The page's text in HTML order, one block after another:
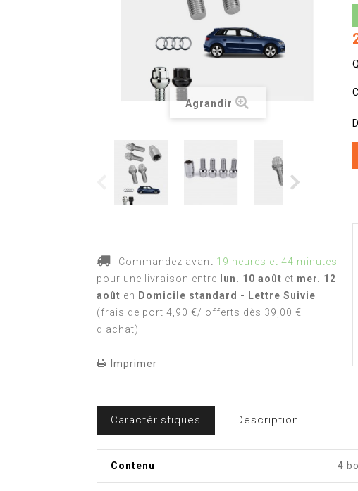
Agrandir
Commandez avant 19 heures et 44 minutes
pour une livraison entre lun. 10 août et mer. 12
août en Domicile standard - Lettre Suivie
(frais de port 4,90 €/ offerts dès 39,00 €
d'achat)
Imprimer
Caractéristiques Description
Contenu 4